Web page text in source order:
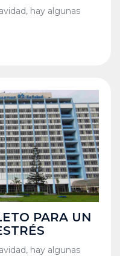
hay algunas
PARA UN
hay algunas